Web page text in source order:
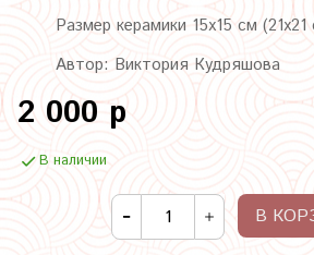
Размер керамики 15х15 см
Автор: Виктория Кудряшова
2 000 р
В наличии
В